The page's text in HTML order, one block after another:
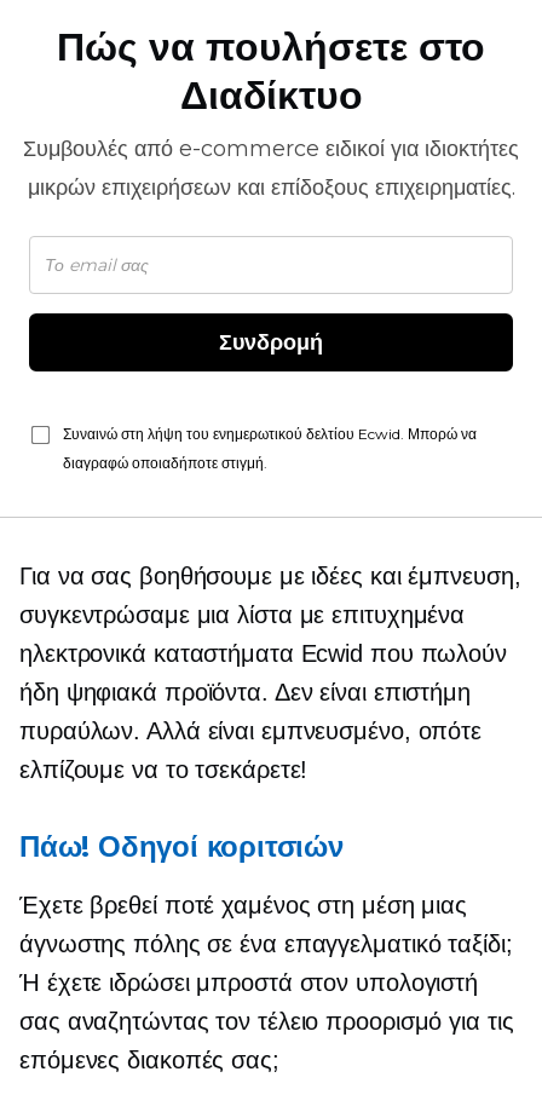
Πώς να πουλήσετε στο
Διαδίκτυο
Συμβουλές από e-commerce ειδικοί για ιδιοκτήτες
μικρών επιχειρήσεων και επίδοξους επιχειρηματίες.
Συνδρομή
Συναινώ στη λήψη του ενημερωτικού δελτίου Ecwid. Μπορώ να
διαγραφώ οποιαδήποτε στιγμή.
Για να σας βοηθήσουμε με ιδέες και έμπνευση,
συγκεντρώσαμε μια λίστα με επιτυχημένα
ηλεκτρονικά καταστήματα Ecwid που πωλούν
ήδη ψηφιακά προϊόντα. Δεν είναι επιστήμη
πυραύλων. Αλλά είναι εμπνευσμένο, οπότε
ελπίζουμε να το τσεκάρετε!
Πάω! Οδηγοί κοριτσιών
Έχετε βρεθεί ποτέ χαμένος στη μέση μιας
άγνωστης πόλης σε ένα επαγγελματικό ταξίδι;
Ή έχετε ιδρώσει μπροστά στον υπολογιστή
σας αναζητώντας τον τέλειο προορισμό για τις
επόμενες διακοπές σας;